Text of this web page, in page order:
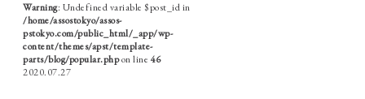
Warning: Undefined variable $post_id in
/home/assostokyo/assos-
pstokyo.com/public_html/_app/wp-
content/themes/apst/template-
parts/blog/popular.phpon line 46
2020.07.27